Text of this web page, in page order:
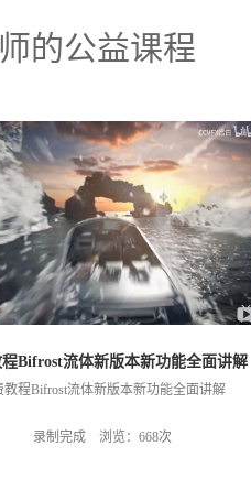
的公益课程
Bifrost流体新版本新功能全面讲解
教程Bifrost流体新版本新功能全面讲解
录制完成 浏览：668次